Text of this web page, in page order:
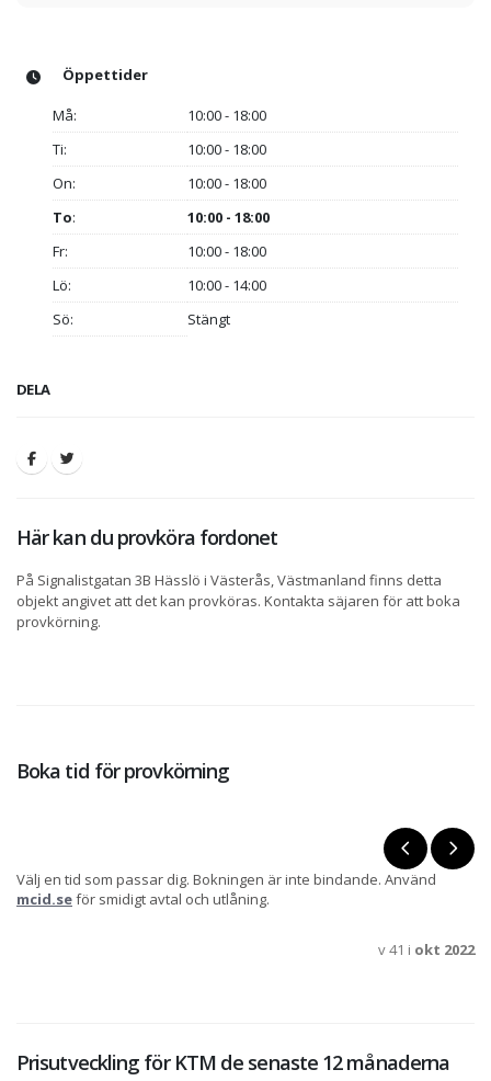
Öppettider
Må:
10:00 - 18:00
Ti:
10:00 - 18:00
On:
10:00 - 18:00
To:
10:00 - 18:00
Fr:
10:00 - 18:00
Lö:
10:00 - 14:00
Sö:
Stängt
DELA
Här kan du provköra fordonet
På Signalistgatan 3B Hässlö i Västerås, Västmanland finns detta
objekt angivet att det kan provköras. Kontakta säjaren för att boka
provkörning.
Boka tid för provkörning
Välj en tid som passar dig. Bokningen är inte bindande. Använd
mcid.seför smidigt avtal och utlåning.
v 41 i okt 2022
Prisutveckling för KTM de senaste 12 månaderna